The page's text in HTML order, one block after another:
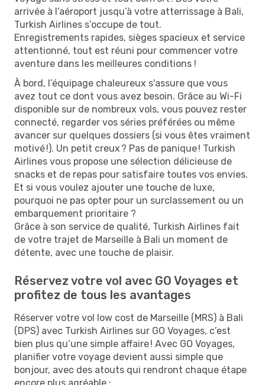
arrivée à l’aéroport jusqu’à votre atterrissage à Bali,
Turkish Airlines s’occupe de tout.
Enregistrements rapides, sièges spacieux et service
attentionné, tout est réuni pour commencer votre
aventure dans les meilleures conditions !
À bord, l’équipage chaleureux s'assure que vous
avez tout ce dont vous avez besoin. Grâce au Wi-Fi
disponible sur de nombreux vols, vous pouvez rester
connecté, regarder vos séries préférées ou même
avancer sur quelques dossiers (si vous êtes vraiment
motivé !). Un petit creux ? Pas de panique ! Turkish
Airlines vous propose une sélection délicieuse de
snacks et de repas pour satisfaire toutes vos envies.
Et si vous voulez ajouter une touche de luxe,
pourquoi ne pas opter pour un surclassement ou un
embarquement prioritaire ?
Grâce à son service de qualité, Turkish Airlines fait
de votre trajet de Marseille à Bali un moment de
détente, avec une touche de plaisir.
Réservez votre vol avec GO Voyages et
profitez de tous les avantages
Réserver votre vol low cost de Marseille (MRS) à Bali
(DPS) avec Turkish Airlines sur GO Voyages, c’est
bien plus qu’une simple affaire ! Avec GO Voyages,
planifier votre voyage devient aussi simple que
bonjour, avec des atouts qui rendront chaque étape